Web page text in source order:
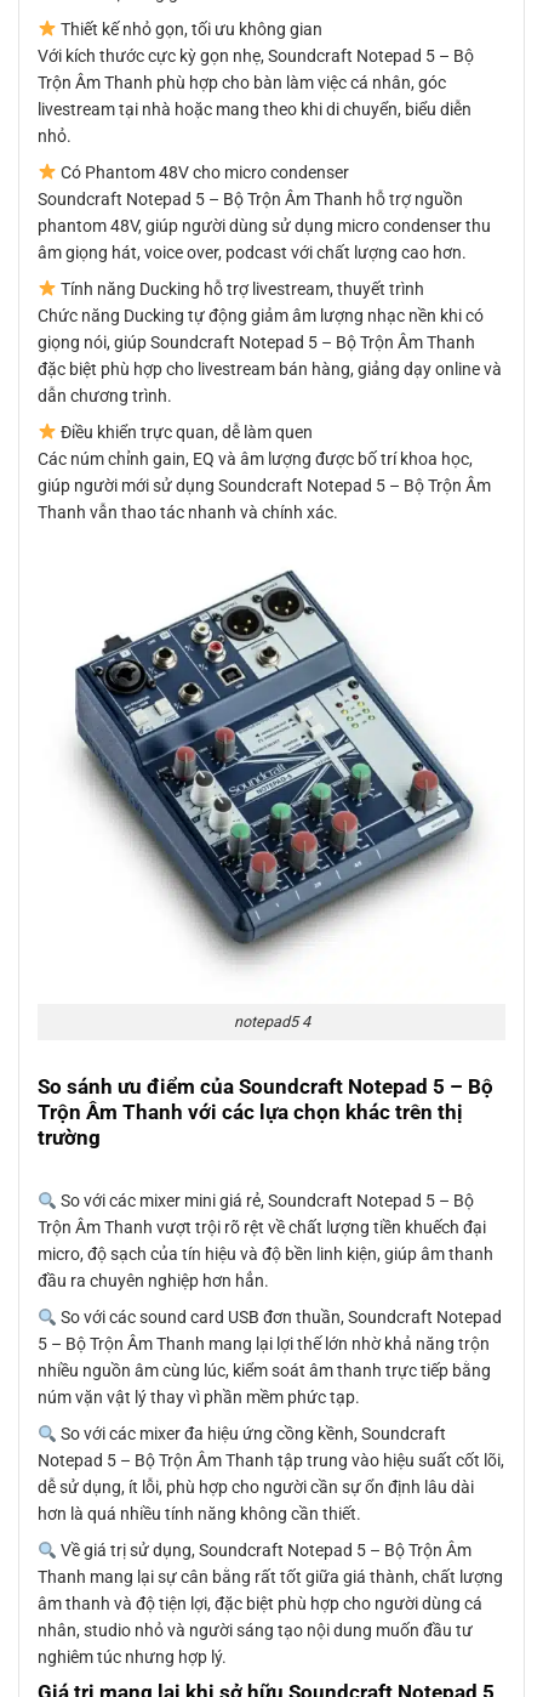
Thiết kế nhỏ gọn, tối ưu không gian
Với kích thước cực kỳ gọn nhẹ, Soundcraft Notepad 5 – Bộ
Trộn Âm Thanh phù hợp cho bàn làm việc cá nhân, góc
livestream tại nhà hoặc mang theo khi di chuyển, biểu diễn
nhỏ.
Có Phantom 48V cho micro condenser
Soundcraft Notepad 5 – Bộ Trộn Âm Thanh hỗ trợ nguồn
phantom 48V, giúp người dùng sử dụng micro condenser thu
âm giọng hát, voice over, podcast với chất lượng cao hơn.
Tính năng Ducking hỗ trợ livestream, thuyết trình
Chức năng Ducking tự động giảm âm lượng nhạc nền khi có
giọng nói, giúp Soundcraft Notepad 5 – Bộ Trộn Âm Thanh
đặc biệt phù hợp cho livestream bán hàng, giảng dạy online và
dẫn chương trình.
Điều khiển trực quan, dễ làm quen
Các núm chỉnh gain, EQ và âm lượng được bố trí khoa học,
giúp người mới sử dụng Soundcraft Notepad 5 – Bộ Trộn Âm
Thanh vẫn thao tác nhanh và chính xác.
notepad5 4
So sánh ưu điểm của Soundcraft Notepad 5 – Bộ
Trộn Âm Thanh với các lựa chọn khác trên thị
trường
So với các mixer mini giá rẻ, Soundcraft Notepad 5 – Bộ
Trộn Âm Thanh vượt trội rõ rệt về chất lượng tiền khuếch đại
micro, độ sạch của tín hiệu và độ bền linh kiện, giúp âm thanh
đầu ra chuyên nghiệp hơn hẳn.
So với các sound card USB đơn thuần, Soundcraft Notepad
5 – Bộ Trộn Âm Thanh mang lại lợi thế lớn nhờ khả năng trộn
nhiều nguồn âm cùng lúc, kiểm soát âm thanh trực tiếp bằng
núm vặn vật lý thay vì phần mềm phức tạp.
So với các mixer đa hiệu ứng cồng kềnh, Soundcraft
Notepad 5 – Bộ Trộn Âm Thanh tập trung vào hiệu suất cốt lõi,
dễ sử dụng, ít lỗi, phù hợp cho người cần sự ổn định lâu dài
hơn là quá nhiều tính năng không cần thiết.
Về giá trị sử dụng, Soundcraft Notepad 5 – Bộ Trộn Âm
Thanh mang lại sự cân bằng rất tốt giữa giá thành, chất lượng
âm thanh và độ tiện lợi, đặc biệt phù hợp cho người dùng cá
nhân, studio nhỏ và người sáng tạo nội dung muốn đầu tư
nghiêm túc nhưng hợp lý.